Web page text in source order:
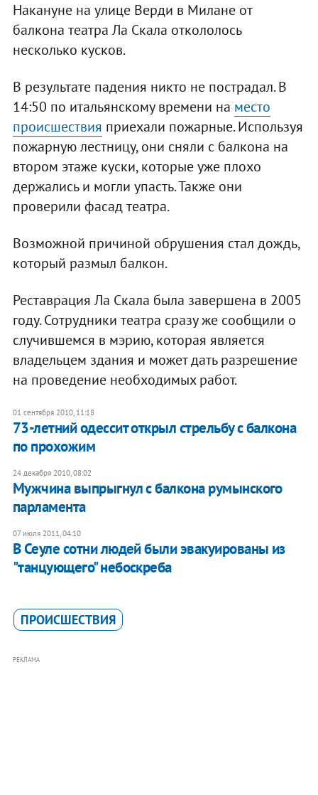
Накануне на улице Верди в Милане от
балкона театра Ла Скала откололось
несколько кусков.
В результате падения никто не пострадал. В
14:50 по итальянскому времени на место
происшествия приехали пожарные. Используя
пожарную лестницу, они сняли с балкона на
втором этаже куски, которые уже плохо
держались и могли упасть. Также они
проверили фасад театра.
Возможной причиной обрушения стал дождь,
который размыл балкон.
Реставрация Ла Скала была завершена в 2005
году. Сотрудники театра сразу же сообщили о
случившемся в мэрию, которая является
владельцем здания и может дать разрешение
на проведение необходимых работ.
01 сентября 2010, 11:18
73-летний одессит открыл стрельбу с балкона
по прохожим
24 декабря 2010, 08:02
Мужчина выпрыгнул с балкона румынского
парламента
07 июля 2011, 04:10
В Сеуле сотни людей были эвакуированы из
"танцующего" небоскреба
ПРОИСШЕСТВИЯ
РЕКЛАМА